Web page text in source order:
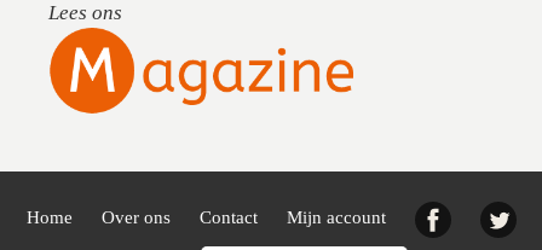
Lees ons
Home Over ons Contact Mijn account Facebook